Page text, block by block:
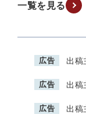
一覧を見る
広告 出稿
広告 出稿
広告 出稿